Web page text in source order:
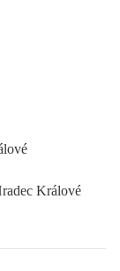
Králové